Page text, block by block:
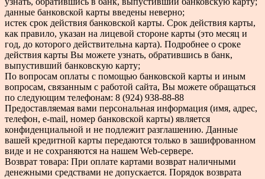
данные банковской карты введены неверно;
истек срок действия банковской карты. Срок действия карты,
как правило, указан на лицевой стороне карты (это месяц и
год, до которого действительна карта). Подробнее о сроке
действия карты Вы можете узнать, обратившись в банк,
выпустивший банковскую карту;
По вопросам оплаты с помощью банковской карты и иным
вопросам, связанным с работой сайта, Вы можете обращаться
по следующим телефонам: 8 (924) 938-88-88
Предоставляемая вами персональная информация (имя, адрес,
телефон, e-mail, номер банковской карты) является
конфиденциальной и не подлежит разглашению. Данные
вашей кредитной карты передаются только в зашифрованном
виде и не сохраняются на нашем Web-сервере.
Возврат товара: При оплате картами возврат наличными
денежными средствами не допускается. Порядок возврата